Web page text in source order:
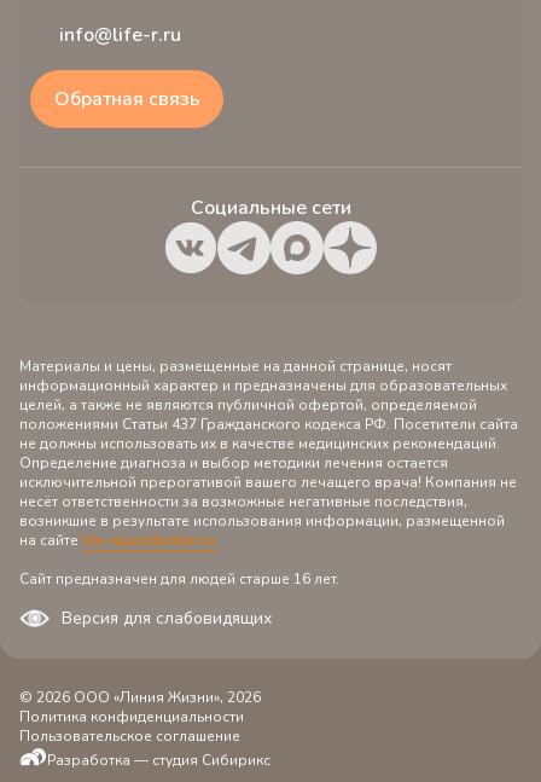
info@life-r.ru
Обратная связь
Социальные сети
Материалы и цены, размещенные на данной странице, носят
информационный характер и предназначены для образовательных
целей, а также не являются публичной офертой, определяемой
положениями Статьи 437 Гражданского кодекса РФ. Посетители сайта
не должны использовать их в качестве медицинских рекомендаций.
Определение диагноза и выбор методики лечения остается
исключительной прерогативой вашего лечащего врача! Компания не
несёт ответственности за возможные негативные последствия,
возникшие в результате использования информации, размещенной
на сайте life-reproduction.ru
Сайт предназначен для людей старше 16 лет.
Версия для слабовидящих
© 2026 ООО «Линия Жизни», 2026
Политика конфиденциальности
Пользовательское соглашение
Разработка — студия Сибирикс